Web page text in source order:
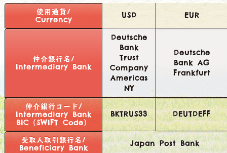
使用通貨/
Currency
USD EUR
仲介銀行名/
Intermediary Bank
Deutsche
Bank
Trust
Company
Americas
NY
Deutsche
Bank AG
Frankfurt
仲介銀行コード/
Intermediary Bank
BIC（SWIFT Code）
BKTRUS33 DEUTDEFF
受取人取引銀行名/
Beneficiary Bank
Japan Post Bank